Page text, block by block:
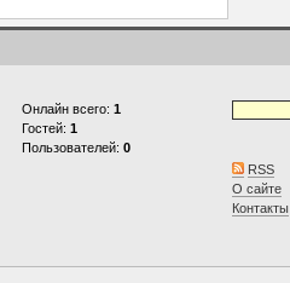
Онлайн всего: 1
Гостей: 1
Пользователей: 0
RSS
О сайте
Контакты